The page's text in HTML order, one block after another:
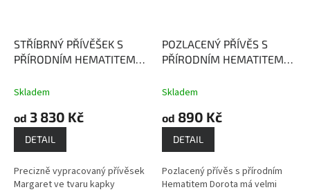
STŘÍBRNÝ PŘÍVĚŠEK S
PŘÍRODNÍM HEMATITEM
posiluje naši ochranu
Skladem
od 3 830 Kč
DETAIL
Precizně vypracovaný přívěsek
Margaret ve tvaru kapky
POZLACENÝ PŘÍVĚS S
PŘÍRODNÍM HEMATITEM
naši ochranu
Skladem
od 890 Kč
DETAIL
Pozlacený přívěs s přírodním
Hematitem Dorota má velmi